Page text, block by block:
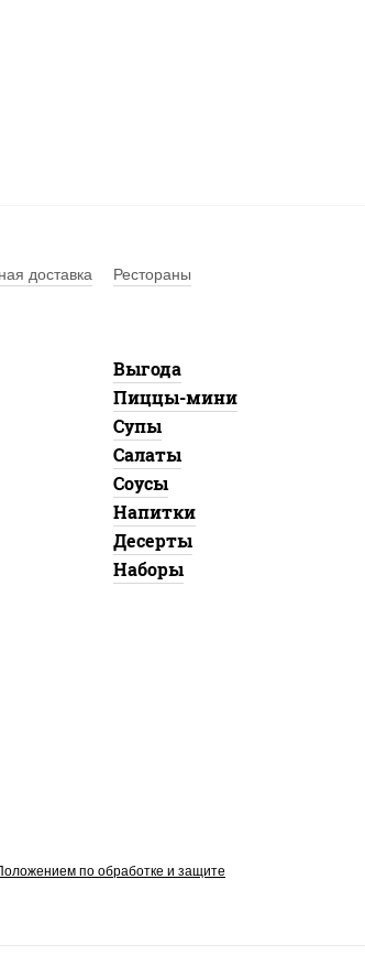
доставка
Рестораны
Выгода
Пиццы-мини
Супы
Салаты
Соусы
Напитки
Десерты
Наборы
по обработке и защите